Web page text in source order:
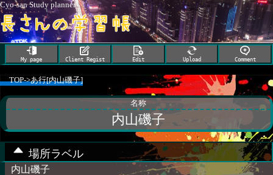
Cyo-san Study planner
My page Client Regist Edit Upload Comment
TOP->あ行[内山磯子]
名称
内山磯子
場所ラベル
内山磯子